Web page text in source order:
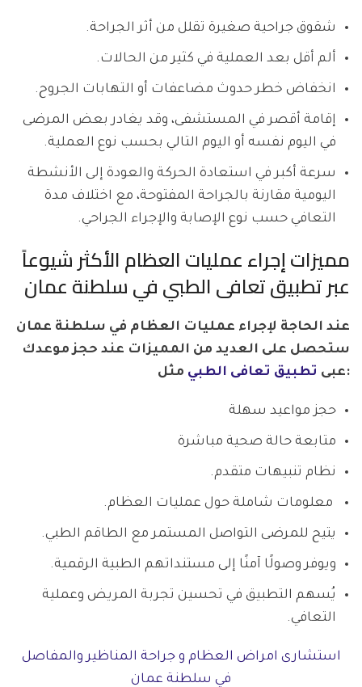
شقوق جراحية صغيرة تقلل من أثر الجراحة.
ألم أقل بعد العملية في كثير من الحالات.
انخفاض خطر حدوث مضاعفات أو التهابات الجروح.
إقامة أقصر في المستشفى، وقد يغادر بعض المرضى
في اليوم نفسه أو اليوم التالي بحسب نوع العملية.
سرعة أكبر في استعادة الحركة والعودة إلى الأنشطة
اليومية مقارنة بالجراحة المفتوحة، مع اختلاف مدة
التعافي حسب نوع الإصابة والإجراء الجراحي.
مميزات إجراء عمليات العظام الأكثر شيوعاً
عبر تطبيق تعافى الطبي في سلطنة عمان
عند الحاجة لإجراء عمليات العظام في سلطنة عمان
ستحصل على العديد من المميزات عند حجز موعدك
عبى تطبيق تعافى الطبي مثل:
حجز مواعيد سهلة
متابعة حالة صحية مباشرة
نظام تنبيهات متقدم.
معلومات شاملة حول عمليات العظام.
يتيح للمرضى التواصل المستمر مع الطاقم الطبي.
ويوفر وصولًا آمنًا إلى مستنداتهم الطبية الرقمية.
يُسهم التطبيق في تحسين تجربة المريض وعملية
التعافي.
استشارى امراض العظام و جراحة المناظير والمفاصل
في سلطنة عمان